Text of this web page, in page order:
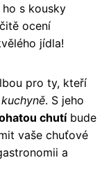
s kousky
ocení
jídla!
pro ty, kteří
. S jeho
chutíbude
vaše chuťové
a